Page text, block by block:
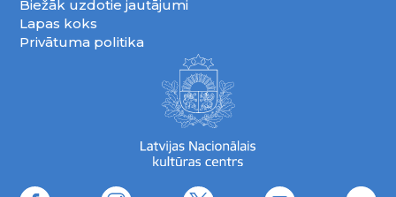
Biežāk uzdotie jautājumi
Lapas koks
Privātuma politika